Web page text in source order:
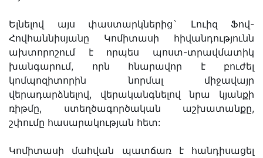
Ելնելով այս փաստարկներից` Լուիզ Ֆով-
Հովհաննիսյանը Կոմիտասի հիվանդությունն
ախտորոշում է որպես պոստ-տրավմատիկ
խանգարում, որն հնարավոր է բուժել
կոմպոզիտորին նորմալ միջավայր
վերադարձնելով, վերականգնելով նրա կյանքի
ռիթմը, ստեղծագործական աշխատանքը,
շփումը հասարակության հետ:
Կոմիտասի մահվան պատճառ է հանդիսացել